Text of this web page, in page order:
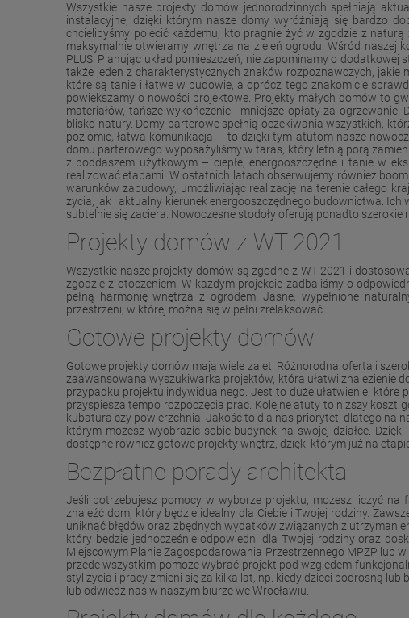
Wszystkie nasze projekty domów jednorodzinnych spełniają
instalacyjne, dzięki którym nasze domy wyróżniają się bardzo
chcielibyśmy polecić każdemu, kto pragnie żyć w zgodzie z
maksymalnie otwieramy wnętrza na zieleń ogrodu. Wśród naszej
PLUS. Planując układ pomieszczeń, nie zapominamy o
także jeden z charakterystycznych znaków rozpoznawczych, jakie
które są tanie i łatwe w budowie, a oprócz tego znakomicie
powiększamy o nowości projektowe. Projekty małych domów to
materiałów, tańsze wykończenie i mniejsze opłaty za
blisko natury. Domy parterowe spełnią oczekiwania wszystkich,
poziomie, łatwa komunikacja – to dzięki tym atutom nasze
domu parterowego wyposażyliśmy w taras, który letnią porą
z poddaszem użytkowym – ciepłe, energooszczędne i tanie w
realizować etapami. W ostatnich latach obserwujemy również
warunków zabudowy, umożliwiając realizację na terenie całego
życia, jak i aktualny kierunek energooszczędnego budownictwa.
subtelnie się zaciera. Nowoczesne stodoły oferują ponadto
Projekty domów z WT 2021
Wszystkie nasze projekty domów są zgodne z WT 2021 i
zgodzie z otoczeniem. W każdym projekcie zadbaliśmy o
pełną harmonię wnętrza z ogrodem. Jasne, wypełnione
przestrzeni, w której można się w pełni zrelaksować.
Gotowe projekty domów
Gotowe projekty domów mają wiele zalet. Różnorodna oferta i
zaawansowana wyszukiwarka projektów, która ułatwi znalezienie
przypadku projektu indywidualnego. Jest to duże ułatwienie,
przyspiesza tempo rozpoczęcia prac. Kolejne atuty to niższy koszt
kubatura czy powierzchnia. Jakość to dla nas priorytet, dlatego na
którym możesz wyobrazić sobie budynek na swojej działce.
dostępne również gotowe projekty wnętrz, dzięki którym już na
Bezpłatne porady architekta
Jeśli potrzebujesz pomocy w wyborze projektu, możesz liczyć
znaleźć dom, który będzie idealny dla Ciebie i Twojej rodziny.
uniknąć błędów oraz zbędnych wydatków związanych z
który będzie jednocześnie odpowiedni dla Twojej rodziny oraz
Miejscowym Planie Zagospodarowania Przestrzennego MPZP lub
przede wszystkim pomoże wybrać projekt pod względem
styl życia i pracy zmieni się za kilka lat, np. kiedy dzieci podrosną
lub odwiedź nas w naszym biurze we Wrocławiu.